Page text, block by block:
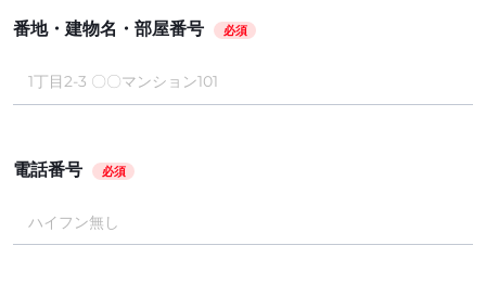
番地・建物名・部屋番号 必須
電話番号 必須